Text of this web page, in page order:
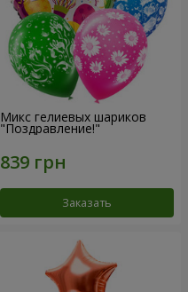
Микс гелиевых шариков
"Поздравление!"
Заказать